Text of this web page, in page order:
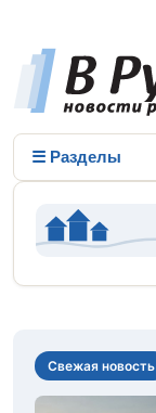
☰ Разделы
Свежая новость